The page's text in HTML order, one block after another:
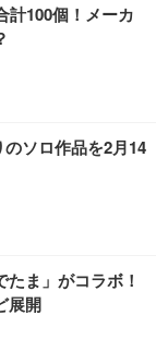
計100個！メーカ
ソロ作品を2月14
ま」がコラボ！
展開